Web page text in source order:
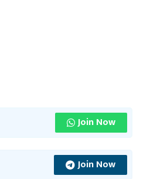
Join Now
Join Now